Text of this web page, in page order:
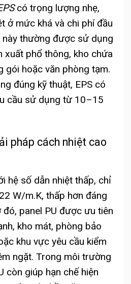
có trọng lượng nhẹ,
ở mức khá và chi phí đầu
thường được sử dụng
xuất phổ thông, kho chứa
gói hoặc văn phòng tạm.
đúng kỹ thuật, EPS có
cầu sử dụng từ 10–15
pháp cách nhiệt cao
hệ số dẫn nhiệt thấp, chỉ
W/m.K, thấp hơn đáng
đó, panel PU được ưu tiên
kho mát, phòng bảo
khu vực yêu cầu kiểm
ngặt. Trong môi trường
còn giúp hạn chế hiện